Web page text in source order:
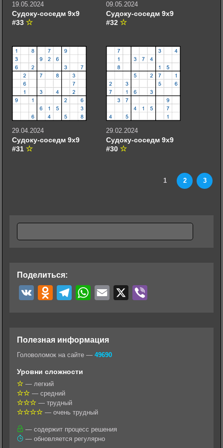
19.05.2024
Судоку-соседм 9х9
#33
09.05.2024
Судоку-соседм 9х9
#32
29.04.2024
Судоку-соседм 9х9
#31
29.02.2024
Судоку-соседм 9х9
#30
1 2 3
Поделиться:
o
k
a
s
s
n
i
e
g
W
t
l
Полезная информация
Головоломок на сайте — 49690
Уровни сложности
— легкий
— средний
— трудный
— очень трудный
— содержит процесс решения
— обновляется регулярно